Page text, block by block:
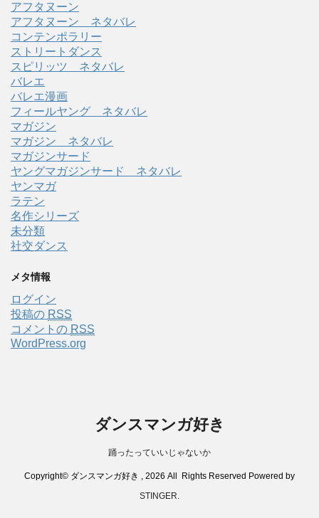
アフタヌーン
アフタヌーン ネタバレ
コンテンポラリー
ストリートダンス
スピリッツ ネタバレ
バレエ
バレエ漫画
フィールヤング ネタバレ
マガジン
マガジン ネタバレ
マガジンサード
ヤングマガジンサード ネタバレ
ヤンマガ
ラテン
名作シリーズ
未分類
社交ダンス
メタ情報
ログイン
投稿の RSS
コメントの RSS
WordPress.org
ダンスマンガ好き
踊ったっていいじゃないか
Copyright© ダンスマンガ好き , 2026 All Rights Reserved Powered by
STINGER.